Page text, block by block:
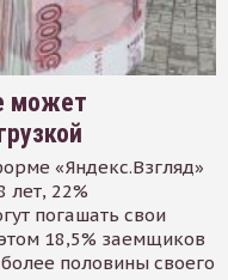
может
«Яндекс.Взгляд»
лет, 22%
погашать свои
18,5% заемщиков
половины своего